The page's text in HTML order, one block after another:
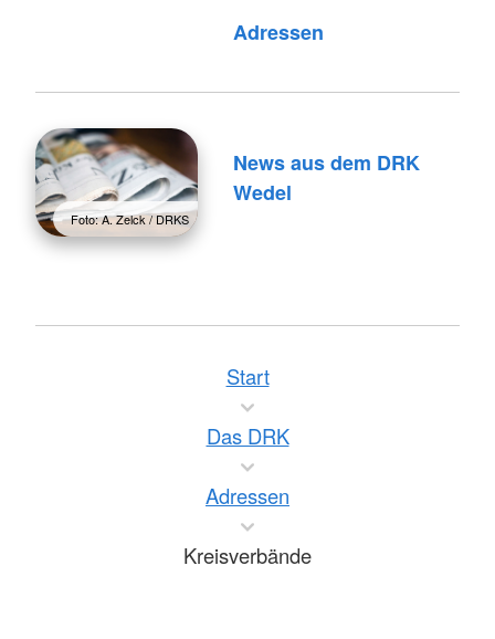
Adressen
Foto: A. Zelck / DRKS
News aus dem DRK
Wedel
Start
Das DRK
Adressen
Kreisverbände